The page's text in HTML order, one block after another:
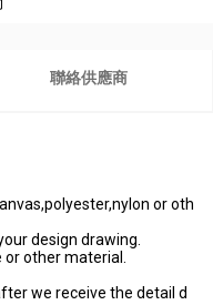
聯絡供應商
or oth
design drawing.
other material.
we receive the detail d